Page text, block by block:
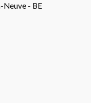
Neuve - BE